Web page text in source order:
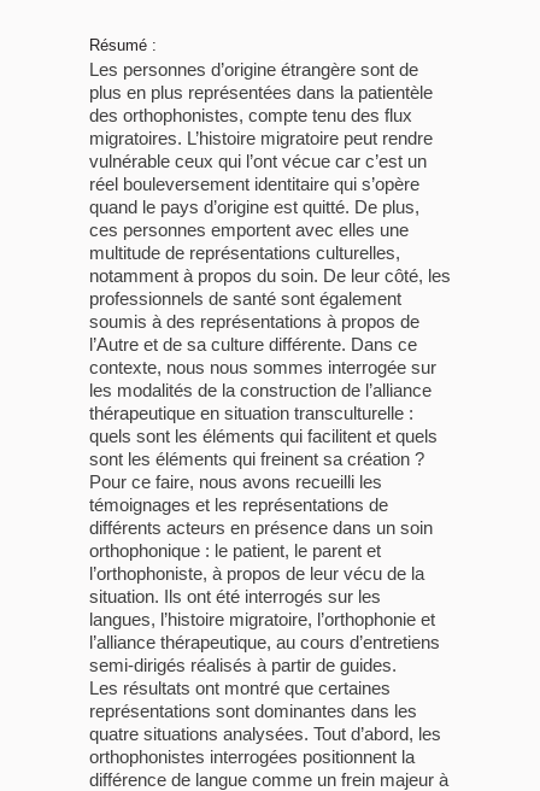
Résumé :
Les personnes d’origine étrangère sont de
plus en plus représentées dans la patientèle
des orthophonistes, compte tenu des flux
migratoires. L’histoire migratoire peut rendre
vulnérable ceux qui l’ont vécue car c’est un
réel bouleversement identitaire qui s’opère
quand le pays d’origine est quitté. De plus,
ces personnes emportent avec elles une
multitude de représentations culturelles,
notamment à propos du soin. De leur côté, les
professionnels de santé sont également
soumis à des représentations à propos de
l’Autre et de sa culture différente. Dans ce
contexte, nous nous sommes interrogée sur
les modalités de la construction de l’alliance
thérapeutique en situation transculturelle :
quels sont les éléments qui facilitent et quels
sont les éléments qui freinent sa création ?
Pour ce faire, nous avons recueilli les
témoignages et les représentations de
différents acteurs en présence dans un soin
orthophonique : le patient, le parent et
l’orthophoniste, à propos de leur vécu de la
situation. Ils ont été interrogés sur les
langues, l’histoire migratoire, l’orthophonie et
l’alliance thérapeutique, au cours d’entretiens
semi-dirigés réalisés à partir de guides.
Les résultats ont montré que certaines
représentations sont dominantes dans les
quatre situations analysées. Tout d’abord, les
orthophonistes interrogées positionnent la
différence de langue comme un frein majeur à